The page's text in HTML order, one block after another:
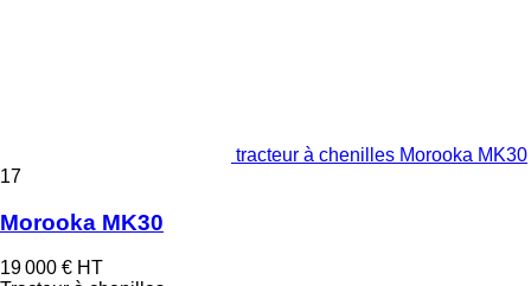
tracteur à chenilles Morooka MK30
17
Morooka MK30
19 000 € HT